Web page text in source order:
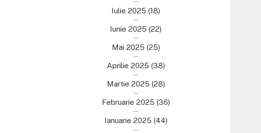
Iulie 2025 (18)
Iunie 2025 (22)
Mai 2025 (25)
Aprilie 2025 (38)
Martie 2025 (28)
Februarie 2025 (36)
Ianuarie 2025 (44)